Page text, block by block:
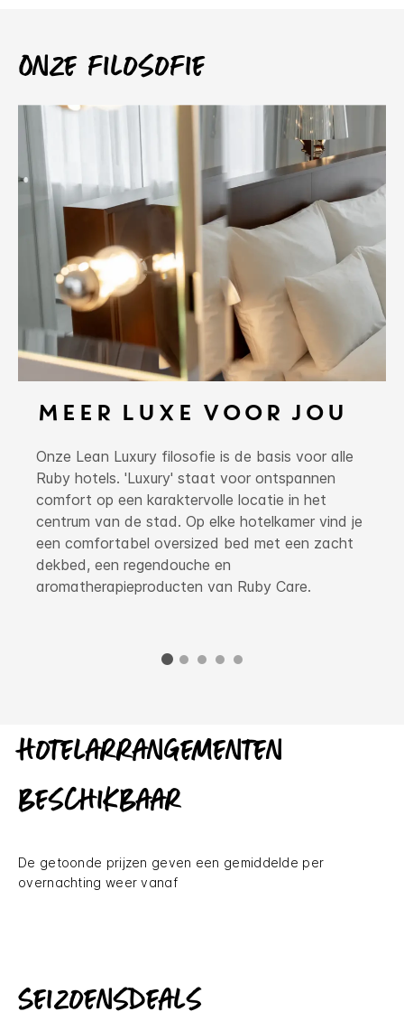
Onze filosofie
MEER LUXE VOOR JOU
Onze Lean Luxury filosofie is de basis voor alle
Ruby hotels. 'Luxury' staat voor ontspannen
comfort op een karaktervolle locatie in het
centrum van de stad. Op elke hotelkamer vind je
een comfortabel oversized bed met een zacht
dekbed, een regendouche en
aromatherapieproducten van Ruby Care.
Hotelarrangementen
beschikbaar
De getoonde prijzen geven een gemiddelde per
overnachting weer vanaf
Seizoensdeals